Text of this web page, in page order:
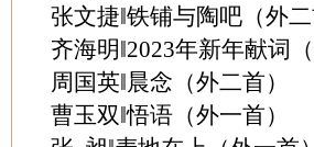
张文捷‖铁铺与陶吧（外二
齐海明‖2023年新年献词（
周国英‖晨念（外二首）
曹玉双‖悟语（外一首）